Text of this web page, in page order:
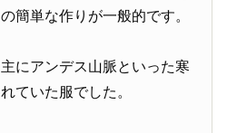
簡単な作りが一般的です。
にアンデス山脈といった寒
ていた服でした。